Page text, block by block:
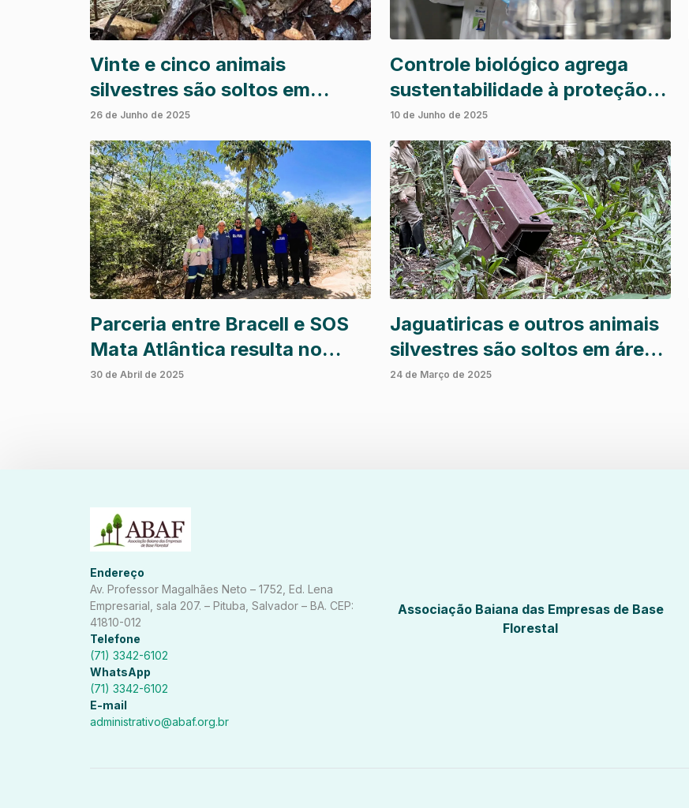
Vinte e cinco animais
silvestres são soltos em
reserva da Bracell na Bahia
26 de Junho de 2025
Controle biológico agrega
sustentabilidade à proteção
dos plantios de eucalipto
10 de Junho de 2025
Parceria entre Bracell e SOS
Mata Atlântica resulta no
plantio de 61 mil árvores em
30 de Abril de 2025
Jaguatiricas e outros animais
silvestres são soltos em área
ambiental da Bracell na Bahia
24 de Março de 2025
Endereço
Av. Professor Magalhães Neto – 1752, Ed. Lena
Empresarial, sala 207. – Pituba, Salvador – BA. CEP:
41810-012
Telefone
(71) 3342-6102
WhatsApp
(71) 3342-6102
E-mail
administrativo@abaf.org.br
Associação Baiana das Empresas de Base
Florestal